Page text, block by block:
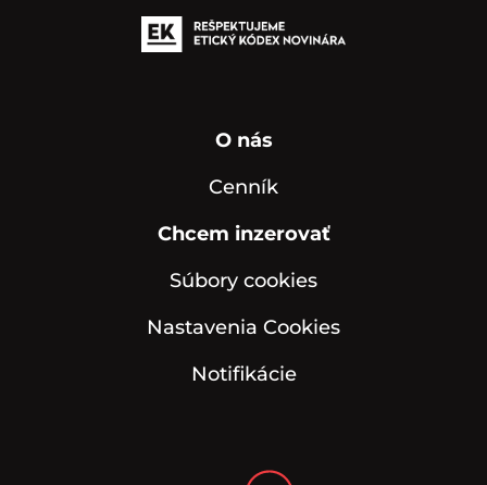
O nás
Cenník
Chcem inzerovať
Súbory cookies
Nastavenia Cookies
Notifikácie